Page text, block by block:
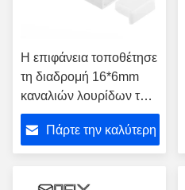
Η επιφάνεια τοποθέτησε
τη διαδρομή 16*6mm
καναλιών λουρίδων των
οδηγήσεων αλουμινίου
περιβλημάτων που
υποβλήθηκε σε ανοδική
Πάρτε την καλύτερη